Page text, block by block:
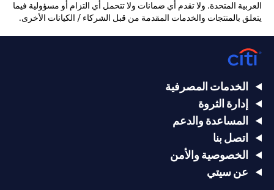
العربية المتحدة. ولا تقدم أي ضمانات ولا تتحمل أي التزام أو مسؤولية فيما
يتعلق بالمنتجات والخدمات المقدمة من قبل الشركاء / الكيانات الأخرى.
الخدمات المصرفية
إدارة الثروة
المساعدة والدعم
اتصل بنا
الخصوصية والأمن
عن سيتي